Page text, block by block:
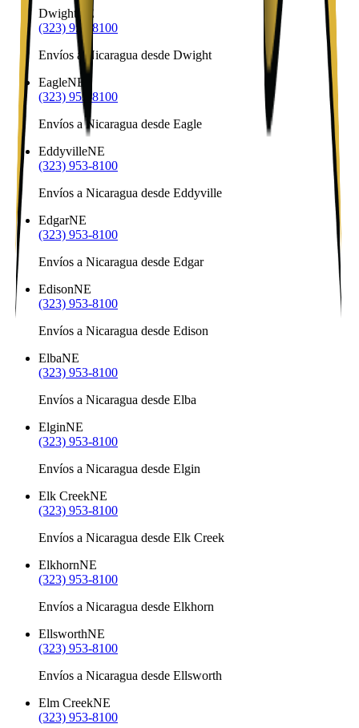
Dwight NE
(323) 953-8100
Envíos a Nicaragua desde Dwight
EagleNE
(323) 953-8100
Envíos a Nicaragua desde Eagle
EddyvilleNE
(323) 953-8100
Envíos a Nicaragua desde Eddyville
EdgarNE
(323) 953-8100
Envíos a Nicaragua desde Edgar
EdisonNE
(323) 953-8100
Envíos a Nicaragua desde Edison
ElbaNE
(323) 953-8100
Envíos a Nicaragua desde Elba
ElginNE
(323) 953-8100
Envíos a Nicaragua desde Elgin
Elk CreekNE
(323) 953-8100
Envíos a Nicaragua desde Elk Creek
ElkhornNE
(323) 953-8100
Envíos a Nicaragua desde Elkhorn
EllsworthNE
(323) 953-8100
Envíos a Nicaragua desde Ellsworth
Elm CreekNE
(323) 953-8100